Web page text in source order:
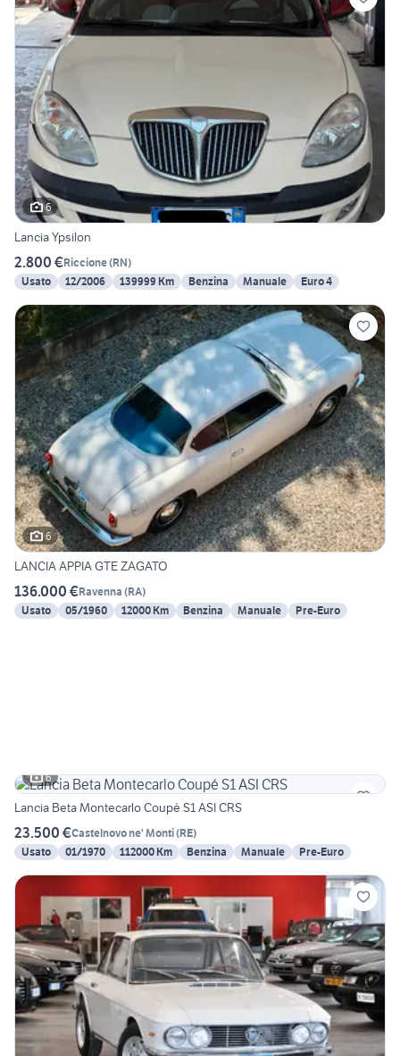
6
Lancia Ypsilon
2.800 €Riccione(RN)
Usato
12/2006 139999 Km Benzina Manuale Euro 4
6
LANCIA APPIA GTE ZAGATO
136.000 €Ravenna (RA)
Usato
05/1960 12000 Km Benzina Manuale Pre-Euro
6
Lancia Beta Montecarlo Coupé S1 ASI CRS
23.500 €Castelnovo ne' Monti(RE)
Usato
01/1970 112000 Km Benzina Manuale Pre-Euro